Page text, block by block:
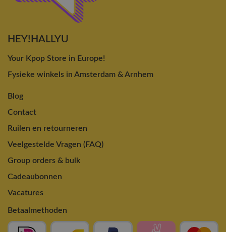
HEY!HALLYU
Your Kpop Store in Europe!
Fysieke winkels in Amsterdam & Arnhem
Blog
Contact
Ruilen en retourneren
Veelgestelde Vragen (FAQ)
Group orders & bulk
Cadeaubonnen
Vacatures
Betaalmethoden